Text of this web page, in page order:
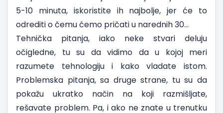
5-10 minuta, iskoristite ih najbolje, jer će to
odrediti o čemu ćemo pričati u narednih 30…
Tehnička pitanja, iako neke stvari deluju
očigledne, tu su da vidimo da u kojoj meri
razumete tehnologiju i kako vladate istom.
Problemska pitanja, sa druge strane, tu su da
pokažu ukratko način na koji razmišljate,
rešavate problem. Pa, i ako ne znate u trenutku